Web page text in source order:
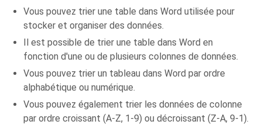
Vous pouvez trier une table dans Word utilisée pour
stocker et organiser des données.
Il est possible de trier une table dans Word en
fonction d'une ou de plusieurs colonnes de données.
Vous pouvez trier un tableau dans Word par ordre
alphabétique ou numérique.
Vous pouvez également trier les données de colonne
par ordre croissant (A-Z, 1-9) ou décroissant (Z-A, 9-1).